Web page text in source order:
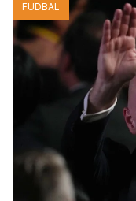
FUDBAL